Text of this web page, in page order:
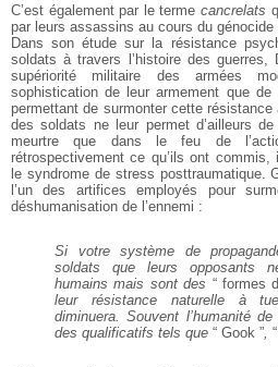
C’est également par le terme cancrelats
par leurs assassins au cours du génocide
Dans son étude sur la résistance
soldats à travers l’histoire des guerres,
supériorité militaire des armées
sophistication de leur armement que de
permettant de surmonter cetterésistance
des soldats ne leur permet d’ailleurs
meurtre que dans le feu de
rétrospectivement ce qu’ils ont commis,
le syndrome de stress posttraumatique.
l’un des artifices employés pour
déshumanisation de l’ennemi :
Si votre système de
soldats que leurs opposants
humains mais sontdes “ formes
leurrésistance naturelle à
diminuera. Souvent l’humanité de
des qualificatifs tels que “ Gook ”